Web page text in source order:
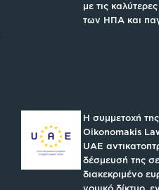
με τις
των ΗΠΑ και
Η συμμετοχή της
Oikonomakis
UAE
δέσμευσή της
διακεκριμένο
νομικό δίκτυο,